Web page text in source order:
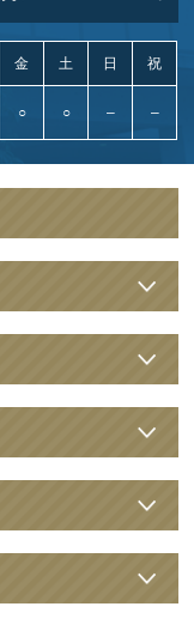
金 土 日 祝
○ ○ – –